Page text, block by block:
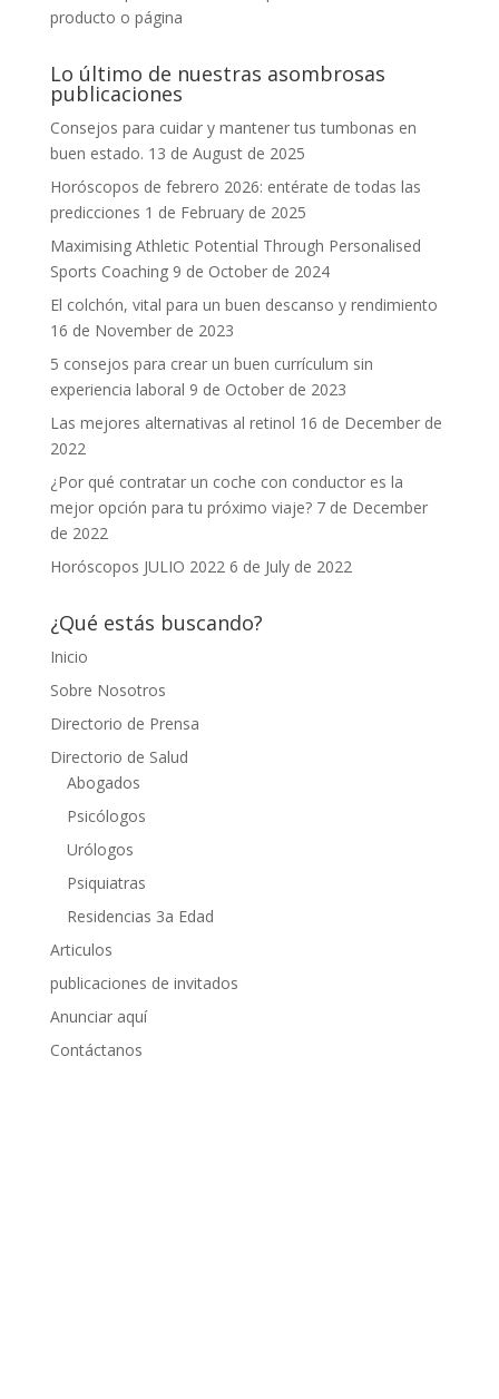
producto o página
Lo último de nuestras asombrosas
publicaciones
Consejos para cuidar y mantener tus tumbonas en
buen estado. 13 de August de 2025
Horóscopos de febrero 2026: entérate de todas las
predicciones 1 de February de 2025
Maximising Athletic Potential Through Personalised
Sports Coaching 9 de October de 2024
El colchón, vital para un buen descanso y rendimiento
16 de November de 2023
5 consejos para crear un buen currículum sin
experiencia laboral 9 de October de 2023
Las mejores alternativas al retinol 16 de December de
2022
¿Por qué contratar un coche con conductor es la
mejor opción para tu próximo viaje? 7 de December
de 2022
Horóscopos JULIO 2022 6 de July de 2022
¿Qué estás buscando?
Inicio
Sobre Nosotros
Directorio de Prensa
Directorio de Salud
Abogados
Psicólogos
Urólogos
Psiquiatras
Residencias 3a Edad
Articulos
publicaciones de invitados
Anunciar aquí
Contáctanos